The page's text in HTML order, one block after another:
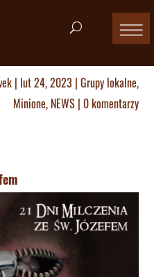
| lut 24, 2023 | Grupy lokalne,
Minione, NEWS| 0 komentarzy